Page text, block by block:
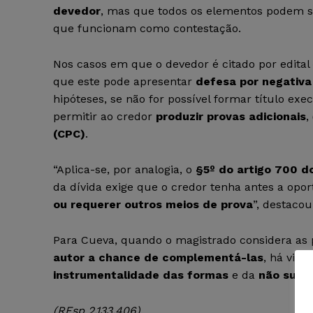
devedor, mas que todos os elementos podem
que funcionam como contestação.
Nos casos em que o devedor é citado por
que este pode apresentar defesa por
hipóteses, se não for possível formar título
permitir ao credor produzir provas adicionais,
(CPC).
“Aplica-se, por analogia, o §5º do artigo 700
da dívida exige que o credor tenha antes a
ou requerer outros meios de prova”,
Para Cueva, quando o magistrado considera
autor a chance de complementá-las, há
instrumentalidade das formas e da não